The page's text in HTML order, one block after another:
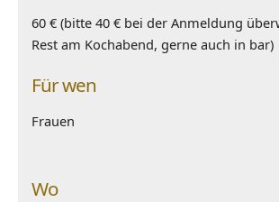
60 € (bitte 40 € bei der Anmeldung
Rest am Kochabend, gerne auch in bar)
Für wen
Frauen
Wo